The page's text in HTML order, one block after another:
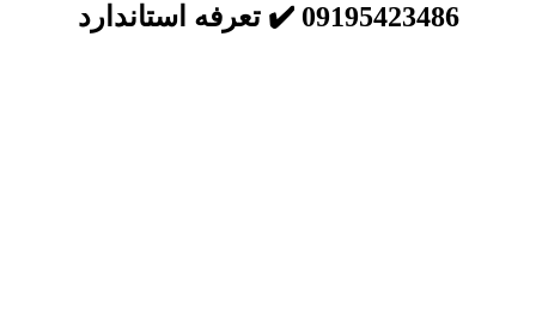
09195423486 ✔️ تعرفه استاندارد